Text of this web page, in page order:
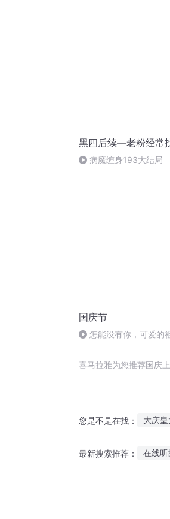
黑四后续—老粉经常
病魔缠身193大结局
国庆节
怎能没有你，可爱的
喜马拉雅为您推荐国庆
您是不是在找： 大庆
最新搜索推荐： 在线听